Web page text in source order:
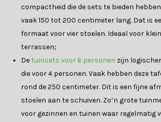
compactheid die de sets te bieden
vaak 150 tot 200 centimeter lang. Dat is
formaat voor vier stoelen. Ideaal voor
terrassen;
Detuinsets voor 6 personen zijn
die voor 4 personen. Vaak hebben deze
rond de 250 centimeter. Dit is een fijne
stoelen aan te schuiven. Zo’n grote
voor gezinnen en tuinen waar regelmatig